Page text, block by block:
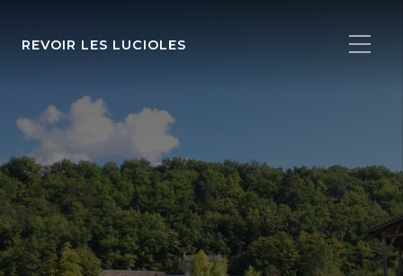
REVOIR LES LUCIOLES